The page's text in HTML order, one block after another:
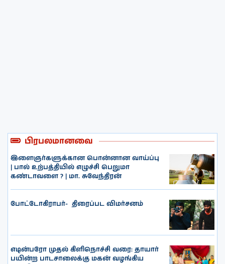
பிரபலமானவை
இளைஞர்களுக்கான பொன்னான வாய்ப்பு
| பால் உற்பத்தியில் எழுச்சி பெறுமா
கண்டாவளை ? | மா. சுவேந்திரன்
போட்டோகிராபர்- ‌ திரைப்பட விமர்சனம்
எடின்பரோ முதல் கிளிநொச்சி வரை: தாயார்
பயின்ற பாடசாலைக்கு மகன் வழங்கிய